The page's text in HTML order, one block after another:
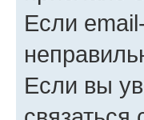
Если
Если вы